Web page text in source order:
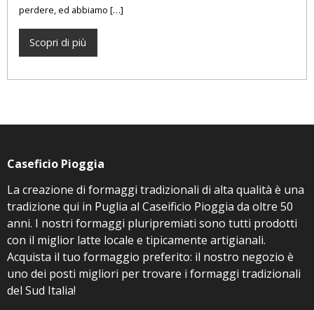
perdere, ed abbiamo […]
Scopri di più
Caseficio Pioggia
La creazione di formaggi tradizionali di alta qualità è una
tradizione qui in Puglia al Caseificio Pioggia da oltre 50
anni. I nostri formaggi pluripremiati sono tutti prodotti
con il miglior latte locale e tipicamente artigianali.
Acquista il tuo formaggio preferito: il nostro negozio è
uno dei posti migliori per trovare i formaggi tradizionali
del Sud Italia!